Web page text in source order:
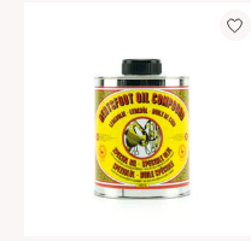
Items van productcarrousel